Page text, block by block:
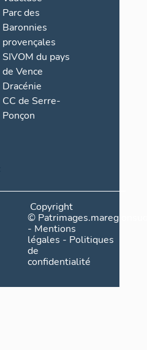
Parc des
Baronnies
provençales
SIVOM du pays
de Vence
Dracénie
CC de Serre-
Ponçon
Copyright
©
- Mentions
légales - Politiques
de
confidentialité